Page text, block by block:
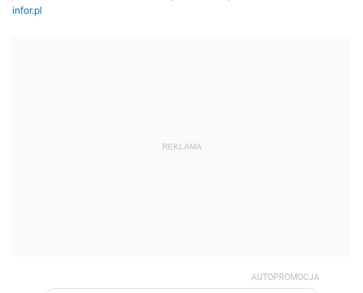
REKLAMA
AUTOPROMOCJA